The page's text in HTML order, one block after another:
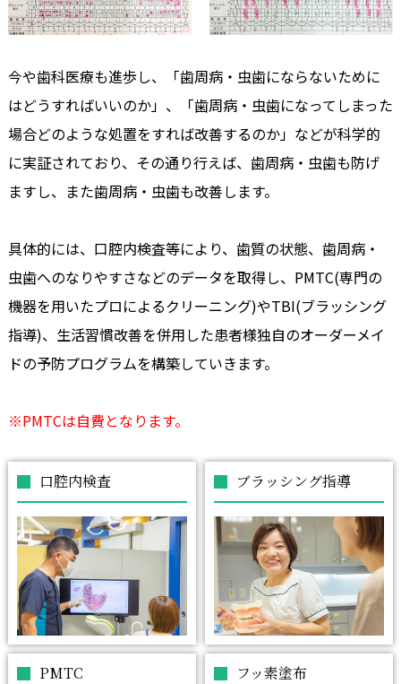
今や歯科医療も進歩し、「歯周病・虫歯にならないために
はどうすればいいのか」、「歯周病・虫歯になってしまった
場合どのような処置をすれば改善するのか」などが科学的
に実証されており、その通り行えば、歯周病・虫歯も防げ
ますし、また歯周病・虫歯も改善します。
具体的には、口腔内検査等により、歯質の状態、歯周病・
虫歯へのなりやすさなどのデータを取得し、PMTC(専門の
機器を用いたプロによるクリーニング)やTBI(ブラッシング
指導)、生活習慣改善を併用した患者様独自のオーダーメイ
ドの予防プログラムを構築していきます。
※PMTCは自費となります。
口腔内検査 ブラッシング指導
PMTC フッ素塗布